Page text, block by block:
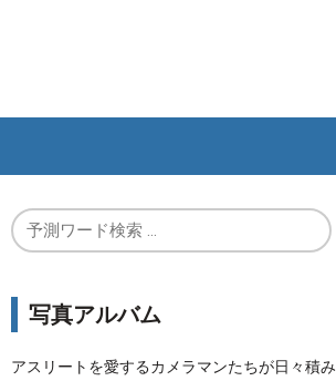
写真アルバム
アスリートを愛するカメラマンたちが日々積み